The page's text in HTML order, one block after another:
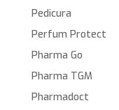
Pedicura
Perfum Protect
Pharma Go
Pharma TGM
Pharmadoct